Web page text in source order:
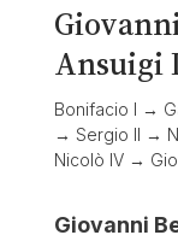
Ansuigi
Bonifacio I →
→ Sergio II →
Nicolò IV →
Giovanni